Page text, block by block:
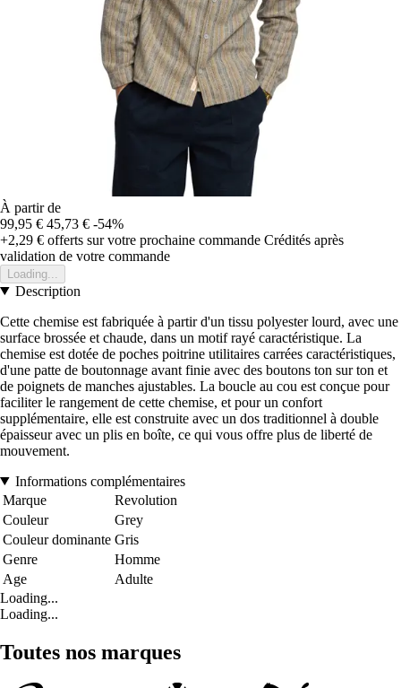
À partir de
99,95 € 45,73 € -54%
+2,29 € offerts sur votre prochaine commande Crédités après
validation de votre commande
Loading...
Description
Cette chemise est fabriquée à partir d'un tissu polyester lourd, avec une
surface brossée et chaude, dans un motif rayé caractéristique. La
chemise est dotée de poches poitrine utilitaires carrées caractéristiques,
d'une patte de boutonnage avant finie avec des boutons ton sur ton et
de poignets de manches ajustables. La boucle au cou est conçue pour
faciliter le rangement de cette chemise, et pour un confort
supplémentaire, elle est construite avec un dos traditionnel à double
épaisseur avec un plis en boîte, ce qui vous offre plus de liberté de
mouvement.
Informations complémentaires
Marque
Revolution
Couleur
Grey
Couleur dominante Gris
Genre
Homme
Age
Adulte
Loading...
Loading...
Toutes nos marques